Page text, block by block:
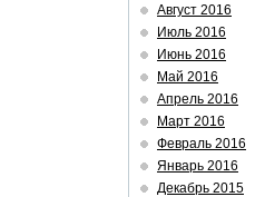
Август 2016
Июль 2016
Июнь 2016
Май 2016
Апрель 2016
Март 2016
Февраль 2016
Январь 2016
Декабрь 2015